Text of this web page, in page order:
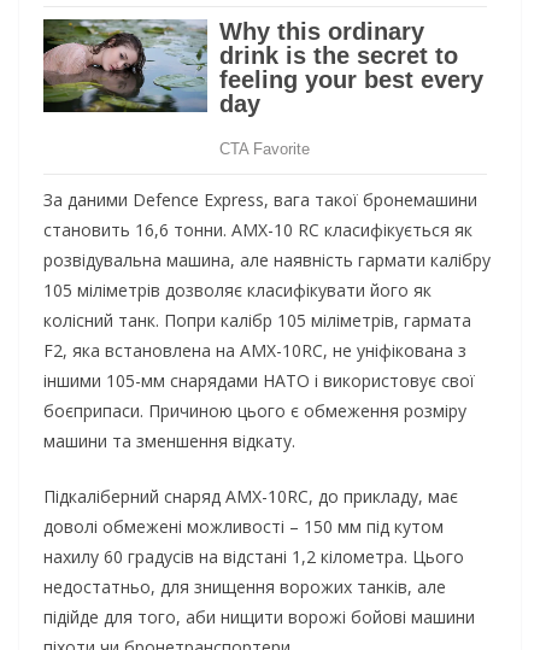
За даними Defence Express, вага такої бронемашини
становить 16,6 тонни. AMX-10 RC класифікується як
розвідувальна машина, але наявність гармати калібру
105 міліметрів дозволяє класифікувати його як
колісний танк. Попри калібр 105 міліметрів, гармата
F2, яка встановлена на AMX-10RC, не уніфікована з
іншими 105-мм снарядами НАТО і використовує свої
боєприпаси. Причиною цього є обмеження розміру
машини та зменшення відкату.
Підкаліберний снаряд AMX-10RC, до прикладу, має
доволі обмежені можливості – 150 мм під кутом
нахилу 60 градусів на відстані 1,2 кілометра. Цього
недостатньо, для знищення ворожих танків, але
підійде для того, аби нищити ворожі бойові машини